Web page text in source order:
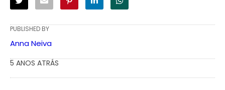
PUBLISHED BY
Anna Neiva
5 ANOS ATRÁS